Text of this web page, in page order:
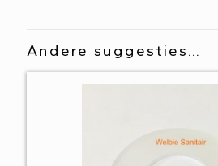
Andere suggesties…